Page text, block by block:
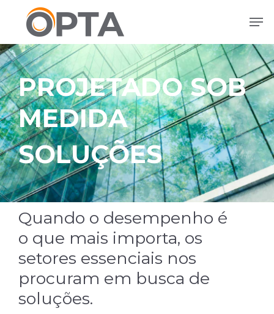
direto
o
conteúdo
principal
PROJETADO SOB
MEDIDA
SOLUÇÕES
Quando o desempenho é
o que mais importa, os
setores essenciais nos
procuram em busca de
soluções.